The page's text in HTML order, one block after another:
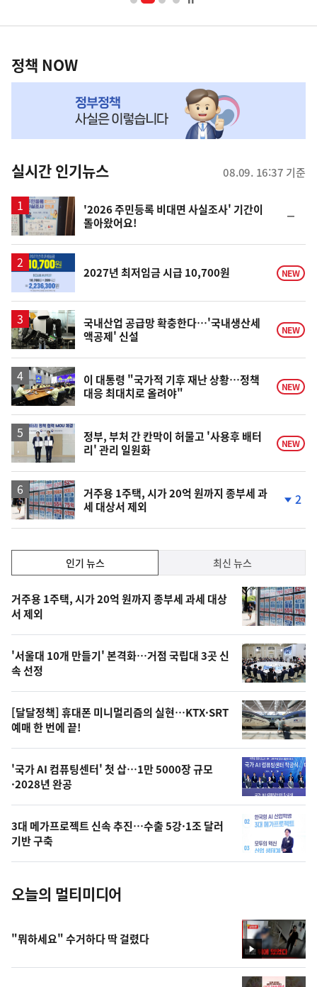
영
책
NOW,
뉴
스
정책 NOW
실시간 인기뉴스 08.09. 16:37 기준
'2026 주민등록 비대면 사실조사' 기간이
돌아왔어요!
일
2027년 최저임금 시급 10,700원 NEW
국내산업 공급망 확충한다…'국내생산세
액공제' 신설
NEW
이 대통령 "국가적 기후 재난 상황…정책
대응 최대치로 올려야"
NEW
정부, 부처 간 칸막이 허물고 '사용후 배터
리' 관리 일원화
NEW
거주용 1주택, 시가 20억 원까지 종부세 과
세 대상서 제외
락
2
기,
최
신,
오
늘
의
영
상
오
늘
사
진
인기 뉴스 최신 뉴스
기
뉴
스
거주용 1주택, 시가 20억 원까지 종부세 과세 대상
서 제외
'서울대 10개 만들기' 본격화…거점 국립대 3곳 신
속 선정
[달달정책] 휴대폰 미니멀리즘의 실현…KTX·SRT
예매 한 번에 끝!
'국가 AI 컴퓨팅센터' 첫 삽…1만 5000장 규모
·2028년 완공
3대 메가프로젝트 신속 추진…수출 5강·1조 달러
기반 구축
오늘의 멀티미디어
영
상
"뭐하세요" 수거하다 딱 걸렸다